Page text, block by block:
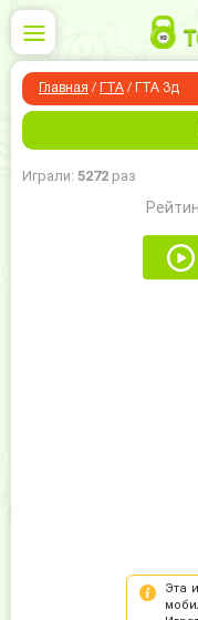
Главная / ГТА / ГТА 3д
Играли: 5272 раз